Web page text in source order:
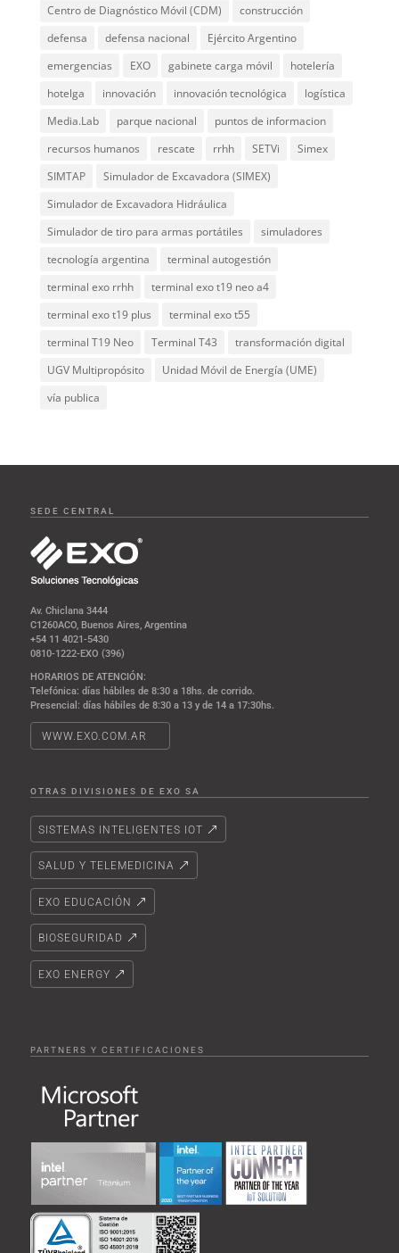
Centro de Diagnóstico Móvil (CDM)
construcción
defensa
defensa nacional
Ejército Argentino
emergencias
EXO gabinete carga móvil
hotelería
hotelga
innovación innovación tecnológica
logística
Media.Lab
parque nacional
puntos de informacion
recursos humanos
rescate rrhh SETVi
Simex
SIMTAP
Simulador de Excavadora (SIMEX)
Simulador de Excavadora Hidráulica
Simulador de tiro para armas portátiles
simuladores
tecnología argentina
terminal autogestión
terminal exo rrhh
terminal exo t19 neo a4
terminal exo t19 plus
terminal exo t55
terminal T19 Neo
Terminal T43
transformación digital
UGV Multipropósito
Unidad Móvil de Energía (UME)
vía publica
SEDE CENTRAL
Av. Chiclana 3444
C1260ACO, Buenos Aires, Argentina
+54 11 4021-5430
0810-1222-EXO (396)
HORARIOS DE ATENCIÓN:
Telefónica: días hábiles de 8:30 a 18hs. de corrido.
Presencial: días hábiles de 8:30 a 13 y de 14 a 17:30hs.
WWW.EXO.COM.AR
OTRAS DIVISIONES DE EXO SA
SISTEMAS INTELIGENTES IOT
SALUD Y TELEMEDICINA
EXO EDUCACIÓN
BIOSEGURIDAD
EXO ENERGY
PARTNERS Y CERTIFICACIONES